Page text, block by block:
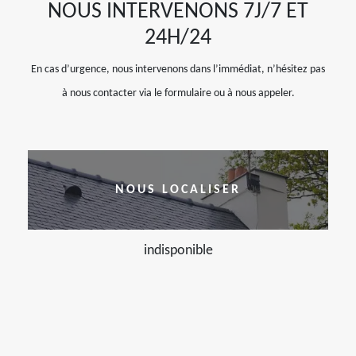
NOUS INTERVENONS 7J/7 ET
24H/24
En cas d’urgence, nous intervenons dans l’immédiat, n’hésitez pas
à nous contacter via le formulaire ou à nous appeler.
NOUS LOCALISER
indisponible